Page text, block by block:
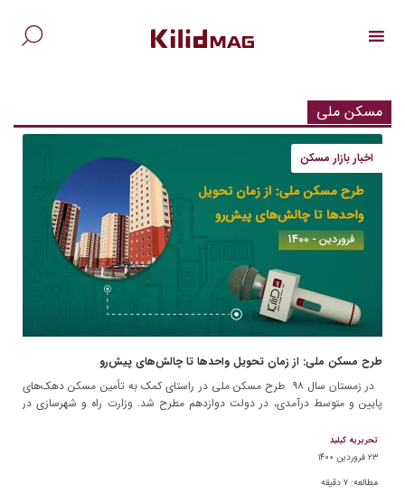
مسکن ملی
اخبار بازار مسکن
طرح مسکن ملی: از زمان تحویل واحدها تا چالش‌های پیش‌رو
در زمستان سال ۹۸ طرح مسکن ملی در راستای کمک به تأمین مسکن دهک‌های
پایین و متوسط درآمدی، در دولت دوازدهم مطرح شد. وزارت راه و شهرسازی در
تحریریه کیلید
۲۳ فروردین ۱۴۰۰
مطالعه: ۷ دقیقه